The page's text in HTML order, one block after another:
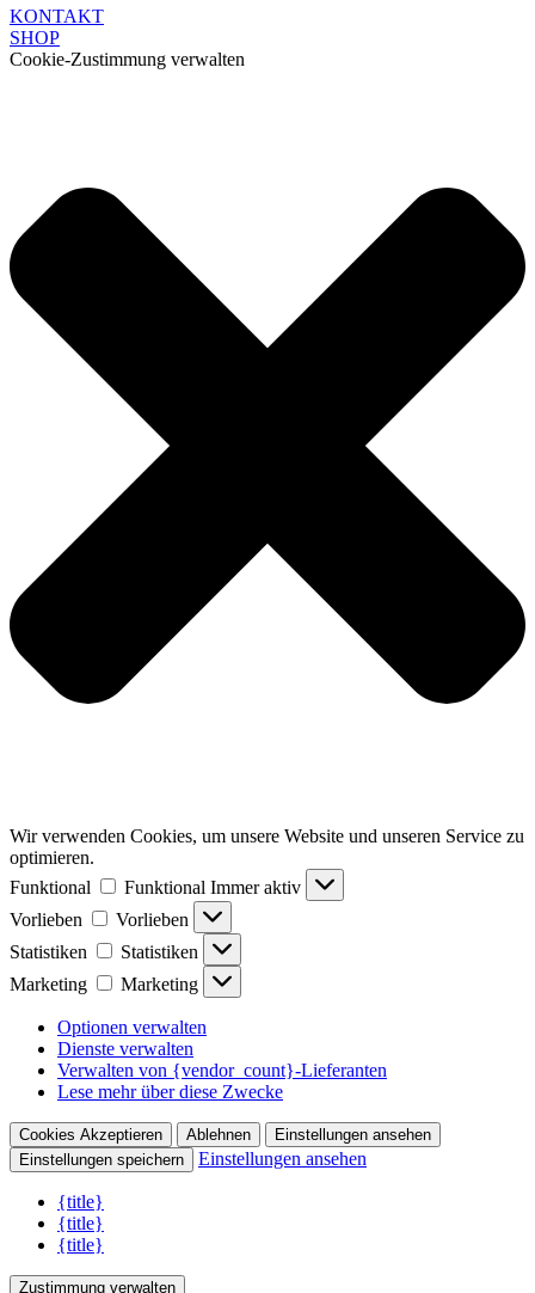
KONTAKT
SHOP
Cookie-Zustimmung verwalten
Wir verwenden Cookies, um unsere Website und unseren Service zu
optimieren.
Funktional
Funktional Immer aktiv
Vorlieben
Vorlieben
Statistiken
Statistiken
Marketing
Marketing
Optionen verwalten
Dienste verwalten
Verwalten von {vendor_count}-Lieferanten
Lese mehr über diese Zwecke
Cookies Akzeptieren Ablehnen
Einstellungen ansehen
Einstellungen speichern
Einstellungen ansehen
{title}
{title}
{title}
Zustimmung verwalten